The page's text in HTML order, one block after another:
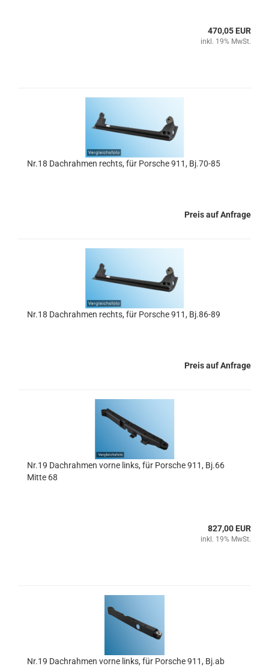
470,05 EUR
inkl. 19% MwSt.
Nr.18 Dachrahmen rechts, für Porsche 911, Bj.70-85
Preis auf Anfrage
Nr.18 Dachrahmen rechts, für Porsche 911, Bj.86-89
Preis auf Anfrage
Nr.19 Dachrahmen vorne links, für Porsche 911, Bj.66
Mitte 68
827,00 EUR
inkl. 19% MwSt.
Nr.19 Dachrahmen vorne links, für Porsche 911, Bj.ab